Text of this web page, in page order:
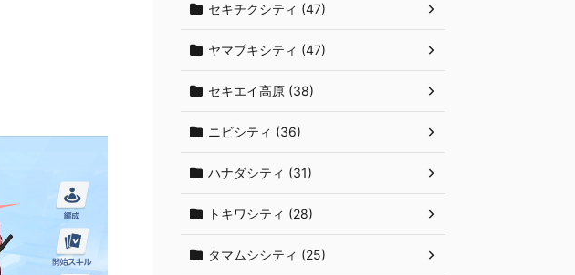
セキチクシティ (47)
ヤマブキシティ (47)
セキエイ高原 (38)
ニビシティ (36)
ハナダシティ (31)
トキワシティ (28)
タマムシシティ (25)